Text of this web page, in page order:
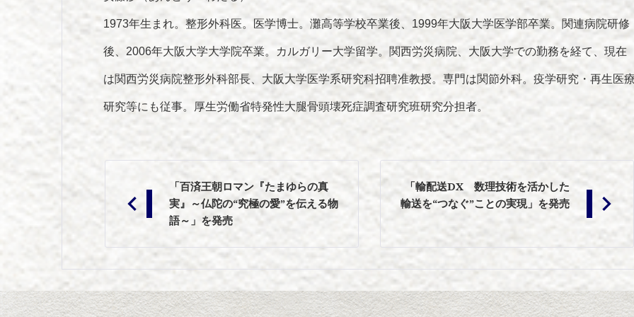
1973年生まれ。整形外科医。医学博士。灘高等学校卒業後、1999年大阪大学医学部卒業。関連病院研修
後、2006年大阪大学大学院卒業。カルガリー大学留学。関西労災病院、大阪大学での勤務を経て、現在
は関西労災病院整形外科部長、大阪大学医学系研究科招聘准教授。専門は関節外科。疫学研究・再生医
研究等にも従事。厚生労働省特発性大腿骨頭壊死症調査研究班研究分担者。
ビ
ゲ
ー
シ
「百済王朝ロマン『たまゆらの真
実』～仏陀の“究極の愛”を伝える物
語～」を発売
「輸配送DX 数理技術を活かした
輸送を“つなぐ”ことの実現」を発売